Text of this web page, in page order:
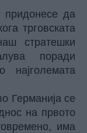
да
трговската
стратешки
поради
најголемата
Германија се
на првото
има